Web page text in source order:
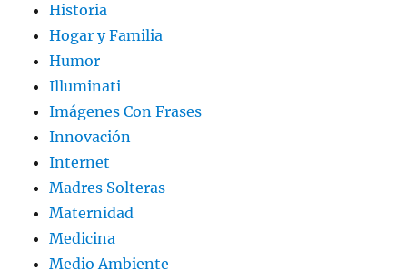
Historia
Hogar y Familia
Humor
Illuminati
Imágenes Con Frases
Innovación
Internet
Madres Solteras
Maternidad
Medicina
Medio Ambiente